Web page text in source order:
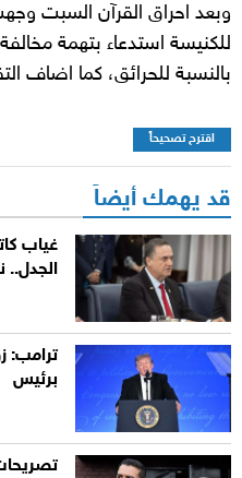
وبعد احراق القرآن السبت
للكنيسة استدعاء بتهمة
بالنسبة للحرائق، كما اضاف
اقترح تصحيحاً
قد يهمك أيضاً
غياب
الجدل..
ترامب:
برئيس